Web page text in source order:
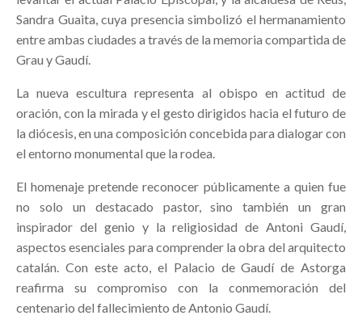
Sandra Guaita, cuya presencia simbolizó el hermanamiento
entre ambas ciudades a través de la memoria compartida de
Grau y Gaudí.
La nueva escultura representa al obispo en actitud de
oración, con la mirada y el gesto dirigidos hacia el futuro de
la diócesis, en una composición concebida para dialogar con
el entorno monumental que la rodea.
El homenaje pretende reconocer públicamente a quien fue
no solo un destacado pastor, sino también un gran
inspirador del genio y la religiosidad de Antoni Gaudí,
aspectos esenciales para comprender la obra del arquitecto
catalán. Con este acto, el Palacio de Gaudí de Astorga
reafirma su compromiso con la conmemoración del
centenario del fallecimiento de Antonio Gaudí.